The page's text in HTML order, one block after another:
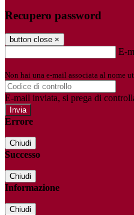
Recupero password
button close ×
E-
Non hai una e-mail associata al nome
E-mail inviata, si prega di
Errore
Chiudi
Successo
Chiudi
Informazione
Chiudi